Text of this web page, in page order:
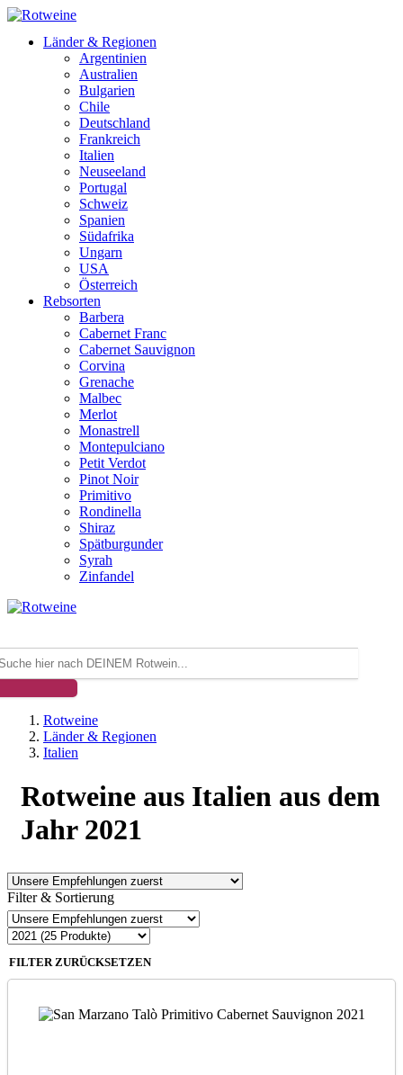
Länder & Regionen
Argentinien
Australien
Bulgarien
Chile
Deutschland
Frankreich
Italien
Neuseeland
Portugal
Schweiz
Spanien
Südafrika
Ungarn
USA
Österreich
Rebsorten
Barbera
Cabernet Franc
Cabernet Sauvignon
Corvina
Grenache
Malbec
Merlot
Monastrell
Montepulciano
Petit Verdot
Pinot Noir
Primitivo
Rondinella
Shiraz
Spätburgunder
Syrah
Zinfandel
Rotweine
Länder & Regionen
Italien
Rotweine aus Italien aus dem
Jahr 2021
Filter & Sortierung
FILTER ZURÜCKSETZEN